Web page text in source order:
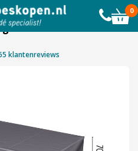
0
10.000 TEVREDEN KLANTEN
bank hoes 250x100x70h
klantenreviews